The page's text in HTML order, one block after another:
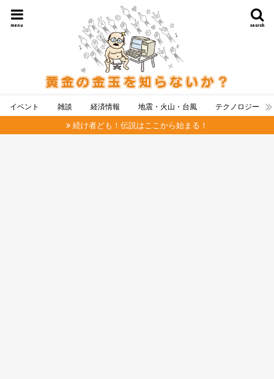
search
menu
イベント 雑談 経済情報 地震・火山・台風 テクノロジー
続け者ども！伝説はここから始まる！